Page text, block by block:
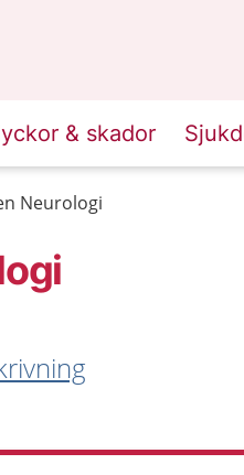
& skador
Neurologi